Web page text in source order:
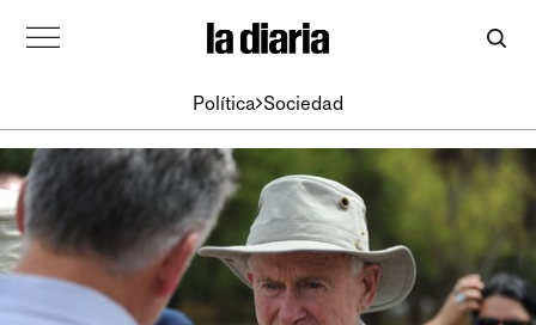
Política Sociedad